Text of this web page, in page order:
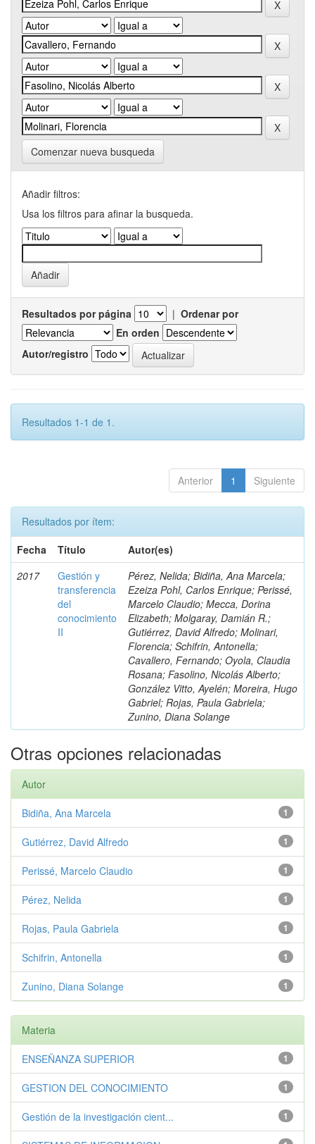
Comenzar nueva busqueda
Añadir filtros:
Usa los filtros para afinar la busqueda.
Resultados por página | Ordenar por
En orden
Autor/registro
Resultados 1-1 de 1.
Anterior 1 Siguiente
Resultados por ítem:
Fecha
Título
Autor(es)
2017
Gestión y
transferencia
del
conocimiento
II
Pérez, Nelida; Bidiña, Ana Marcela;
Ezeiza Pohl, Carlos Enrique; Perissé,
Marcelo Claudio; Mecca, Dorina
Elizabeth; Molgaray, Damián R.;
Gutiérrez, David Alfredo; Molinari,
Florencia; Schifrin, Antonella;
Cavallero, Fernando; Oyola, Claudia
Rosana; Fasolino, Nicolás Alberto;
González Vitto, Ayelén; Moreira, Hugo
Gabriel; Rojas, Paula Gabriela;
Zunino, Diana Solange
Otras opciones relacionadas
Autor
1
Bidiña, Ana Marcela
1
Gutiérrez, David Alfredo
1
Perissé, Marcelo Claudio
1
Pérez, Nelida
1
Rojas, Paula Gabriela
1
Schifrin, Antonella
1
Zunino, Diana Solange
Materia
1
ENSEÑANZA SUPERIOR
1
GESTION DEL CONOCIMIENTO
1
Gestión de la investigación cient...